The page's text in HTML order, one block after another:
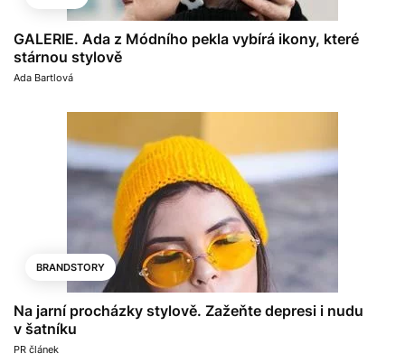
GALERIE. Ada z Módního pekla vybírá ikony, které
stárnou stylově
Ada Bartlová
BRANDSTORY
Na jarní procházky stylově. Zažeňte depresi i nudu
v šatníku
PR článek